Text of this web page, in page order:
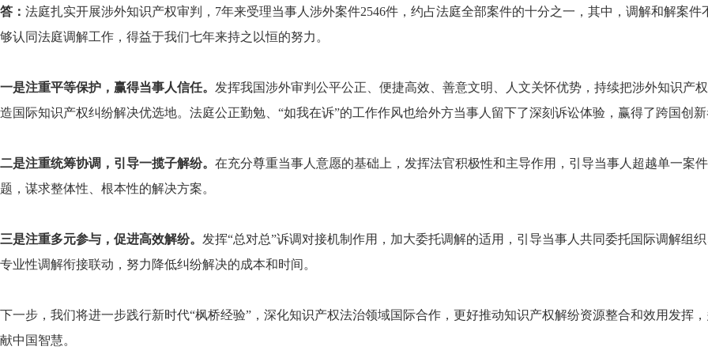
答： 法庭扎实开展涉外知识产权审判，7年来受理当事人涉外案件2546件，约占法庭全部案件的十分之一，其中，调解和解案
够认同法庭调解工作，得益于我们七年来持之以恒的努力。
一是注重平等保护，赢得当事人信任。 发挥我国涉外审判公平公正、便捷高效、善意文明、人文关怀优势，持续把涉外知识产
造国际知识产权纠纷解决优选地。法庭公正勤勉、“如我在诉”的工作作风也给外方当事人留下了深刻诉讼体验，赢得了跨国创
二是注重统筹协调，引导一揽子解纷。 在充分尊重当事人意愿的基础上，发挥法官积极性和主导作用，引导当事人超越单一案
题，谋求整体性、根本性的解决方案。
三是注重多元参与，促进高效解纷。 发挥“总对总”诉调对接机制作用，加大委托调解的适用，引导当事人共同委托国际调解组
专业性调解衔接联动，努力降低纠纷解决的成本和时间。
下一步，我们将进一步践行新时代“枫桥经验”，深化知识产权法治领域国际合作，更好推动知识产权解纷资源整合和效用发挥
献中国智慧。